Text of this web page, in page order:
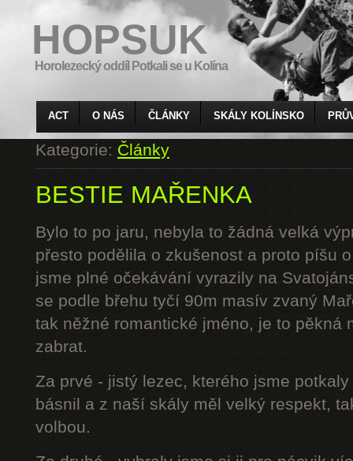
HOPSUK
Horolezecký oddíl Potkali se u Kolína
ACT O NÁS ČLÁNKY SKÁLY KOLÍNSKO
Kategorie:Články
BESTIE MAŘENKA
Bylo to po jaru, nebyla to žádná velká
přesto podělila o zkušenost a proto píšu
jsme plné očekávání vyrazily na
se podle břehu tyčí 90m masív zvaný
tak něžné romantické jméno, je to pěkná
zabrat.
Za prvé - jistý lezec, kterého jsme
básnil a z naší skály měl velký respekt,
volbou.